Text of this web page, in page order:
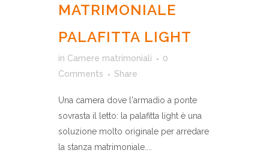
MATRIMONIALE
PALAFITTA LIGHT
in Camere matrimoniali
0
Comments
Share
Una camera dove l'armadio a ponte
sovrasta il letto: la palafitta light è una
soluzione molto originale per arredare
la stanza matrimoniale....